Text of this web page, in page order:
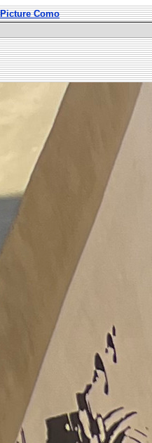
Picture Como